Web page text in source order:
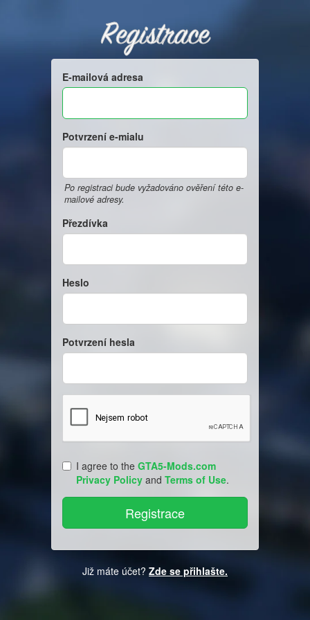
Registrace
E-mailová adresa
Potvrzení e-mialu
Po registraci bude vyžadováno ověření této e-
mailové adresy.
Přezdívka
Heslo
Potvrzení hesla
I agree to the GTA5-Mods.com
Privacy Policy and Terms of Use.
Již máte účet? Zde se přihlašte.